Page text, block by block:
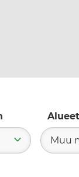
Alueet
Muu